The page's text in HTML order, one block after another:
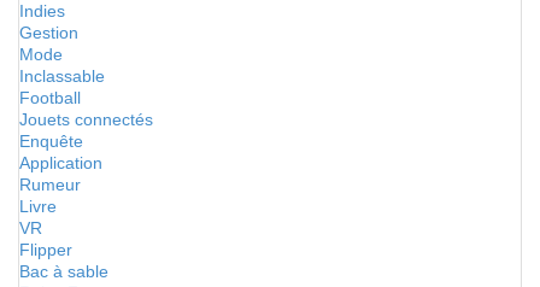
Indies
Gestion
Mode
Inclassable
Football
Jouets connectés
Enquête
Application
Rumeur
Livre
VR
Flipper
Bac à sable